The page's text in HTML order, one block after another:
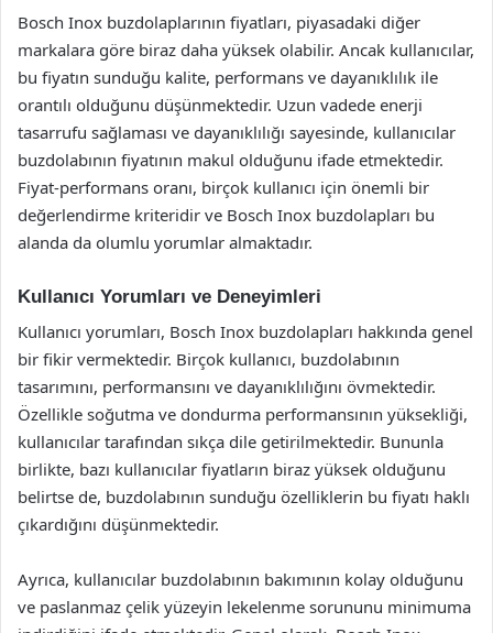
Bosch Inox buzdolaplarının fiyatları, piyasadaki diğer
markalara göre biraz daha yüksek olabilir. Ancak kullanıcılar,
bu fiyatın sunduğu kalite, performans ve dayanıklılık ile
orantılı olduğunu düşünmektedir. Uzun vadede enerji
tasarrufu sağlaması ve dayanıklılığı sayesinde, kullanıcılar
buzdolabının fiyatının makul olduğunu ifade etmektedir.
Fiyat-performans oranı, birçok kullanıcı için önemli bir
değerlendirme kriteridir ve Bosch Inox buzdolapları bu
alanda da olumlu yorumlar almaktadır.
Kullanıcı Yorumları ve Deneyimleri
Kullanıcı yorumları, Bosch Inox buzdolapları hakkında genel
bir fikir vermektedir. Birçok kullanıcı, buzdolabının
tasarımını, performansını ve dayanıklılığını övmektedir.
Özellikle soğutma ve dondurma performansının yüksekliği,
kullanıcılar tarafından sıkça dile getirilmektedir. Bununla
birlikte, bazı kullanıcılar fiyatların biraz yüksek olduğunu
belirtse de, buzdolabının sunduğu özelliklerin bu fiyatı haklı
çıkardığını düşünmektedir.
Ayrıca, kullanıcılar buzdolabının bakımının kolay olduğunu
ve paslanmaz çelik yüzeyin lekelenme sorununu minimuma